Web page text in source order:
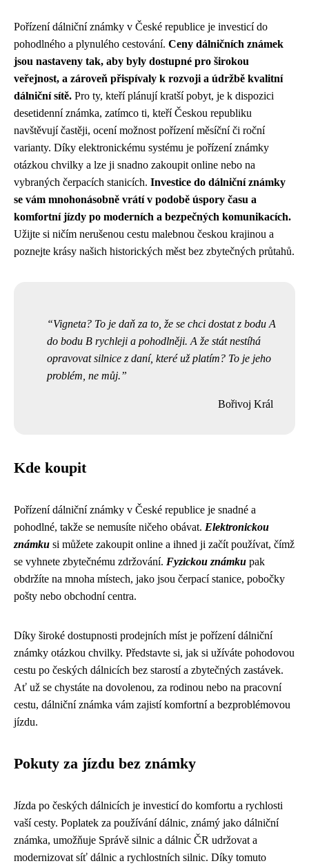
Pořízení dálniční známky v České republice je investicí do
pohodlného a plynulého cestování. Ceny dálničních známek
jsou nastaveny tak, aby byly dostupné pro širokou
veřejnost, a zároveň přispívaly k rozvoji a údržbě kvalitní
dálniční sítě. Pro ty, kteří plánují kratší pobyt, je k dispozici
desetidenní známka, zatímco ti, kteří Českou republiku
navštěvují častěji, ocení možnost pořízení měsíční či roční
varianty. Díky elektronickému systému je pořízení známky
otázkou chvilky a lze ji snadno zakoupit online nebo na
vybraných čerpacích stanicích. Investice do dálniční známky
se vám mnohonásobně vrátí v podobě úspory času a
komfortní jízdy po moderních a bezpečných komunikacích.
Užijte si ničím nerušenou cestu malebnou českou krajinou a
poznejte krásy našich historických měst bez zbytečných průtahů.
Vigneta? To je daň za to, že se chci dostat z bodu A
do bodu B rychleji a pohodlněji. A že stát nestíhá
opravovat silnice z daní, které už platím? To je jeho
problém, ne můj.
Bořivoj Král
Kde koupit
Pořízení dálniční známky v České republice je snadné a
pohodlné, takže se nemusíte ničeho obávat. Elektronickou
známku si můžete zakoupit online a ihned ji začít používat, čímž
se vyhnete zbytečnému zdržování. Fyzickou známku pak
obdržíte na mnoha místech, jako jsou čerpací stanice, pobočky
pošty nebo obchodní centra.
Díky široké dostupnosti prodejních míst je pořízení dálniční
známky otázkou chvilky. Představte si, jak si užíváte pohodovou
cestu po českých dálnicích bez starostí a zbytečných zastávek.
Ať už se chystáte na dovolenou, za rodinou nebo na pracovní
cestu, dálniční známka vám zajistí komfortní a bezproblémovou
jízdu.
Pokuty za jízdu bez známky
Jízda po českých dálnicích je investicí do komfortu a rychlosti
vaší cesty. Poplatek za používání dálnic, známý jako dálniční
známka, umožňuje Správě silnic a dálnic ČR udržovat a
modernizovat síť dálnic a rychlostních silnic. Díky tomuto